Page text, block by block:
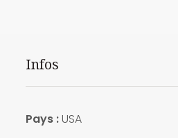
Infos
Pays :USA